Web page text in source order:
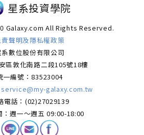
星系投資學院
Galaxy.com All Rights Reserved.
聲明及隱私權政策
系數位股份有限公司
區敦化南路二段105號18樓
一編號：83523004
service@my-galaxy.com.tw
電話：(02)27029139
：週一～週五 09:00-18:00